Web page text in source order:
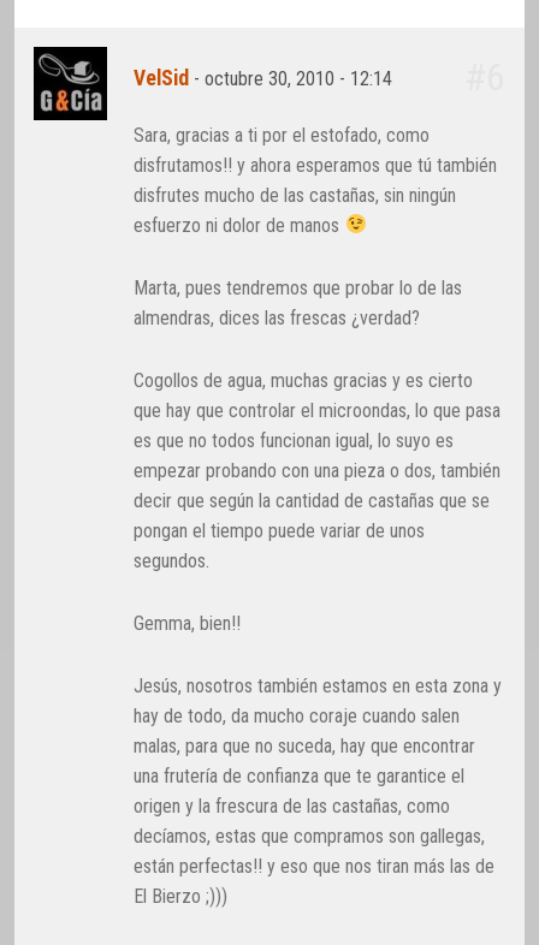
VelSid -octubre 30, 2010 - 12:14
Sara, gracias a ti por el estofado, como
disfrutamos!! y ahora esperamos que tú también
disfrutes mucho de las castañas, sin ningún
esfuerzo ni dolor de manos
Marta, pues tendremos que probar lo de las
almendras, dices las frescas ¿verdad?
Cogollos de agua, muchas gracias y es cierto
que hay que controlar el microondas, lo que pasa
es que no todos funcionan igual, lo suyo es
empezar probando con una pieza o dos, también
decir que según la cantidad de castañas que se
pongan el tiempo puede variar de unos
segundos.
Gemma, bien!!
Jesús, nosotros también estamos en esta zona y
hay de todo, da mucho coraje cuando salen
malas, para que no suceda, hay que encontrar
una frutería de confianza que te garantice el
origen y la frescura de las castañas, como
decíamos, estas que compramos son gallegas,
están perfectas!! y eso que nos tiran más las de
El Bierzo ;)))